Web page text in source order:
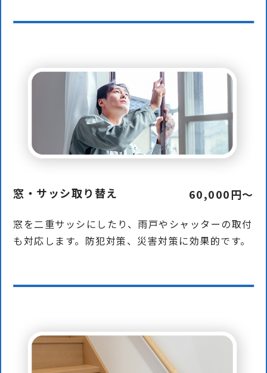
窓・サッシ取り替え 60,000円〜
窓を二重サッシにしたり、⾬⼾やシャッターの取付
も対応します。防犯対策、災害対策に効果的です。